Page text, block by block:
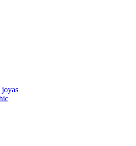
joyas